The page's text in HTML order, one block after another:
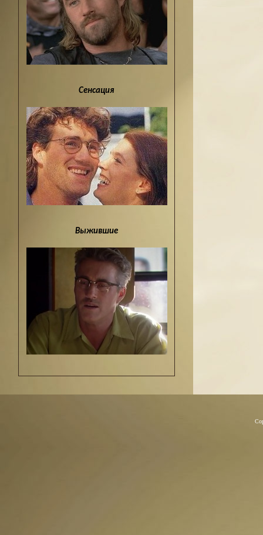
Сенсация
Выжившие